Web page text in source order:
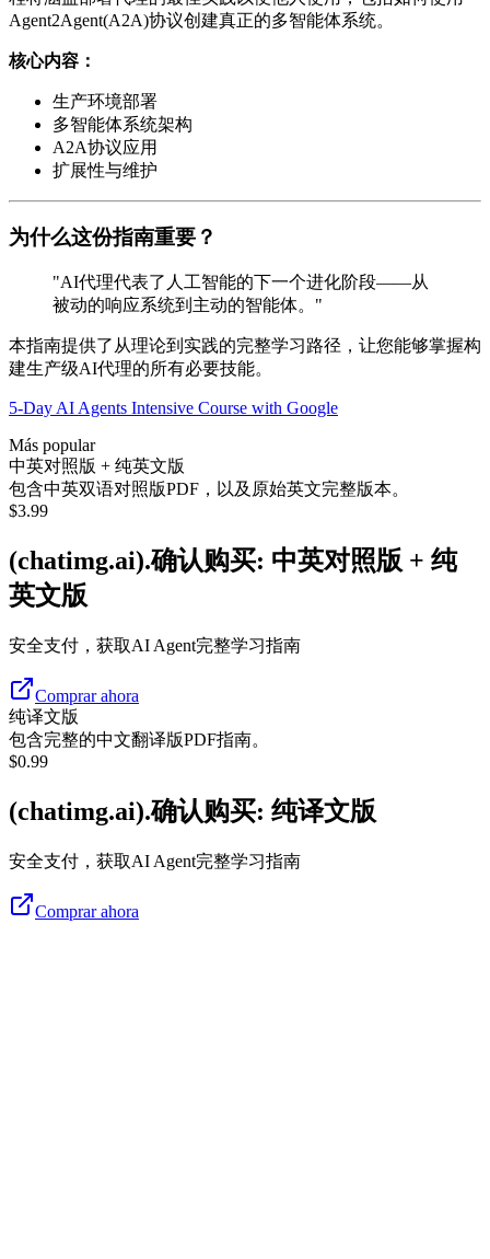
Agent2Agent(A2A)协议创建真正的多智能体系统。
核心内容：
生产环境部署
多智能体系统架构
A2A协议应用
扩展性与维护
为什么这份指南重要？
"AI代理代表了人工智能的下一个进化阶段——从
被动的响应系统到主动的智能体。"
本指南提供了从理论到实践的完整学习路径，让您能够掌握构
建生产级AI代理的所有必要技能。
5-Day AI Agents Intensive Course with Google
Más popular
中英对照版 + 纯英文版
包含中英双语对照版PDF，以及原始英文完整版本。
$3.99
(chatimg.ai).确认购买: 中英对照版 + 纯
英文版
安全支付，获取AI Agent完整学习指南
Comprar ahora
纯译文版
包含完整的中文翻译版PDF指南。
$0.99
(chatimg.ai).确认购买: 纯译文版
安全支付，获取AI Agent完整学习指南
Comprar ahora